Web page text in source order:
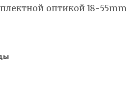
оптикой 18-55mm